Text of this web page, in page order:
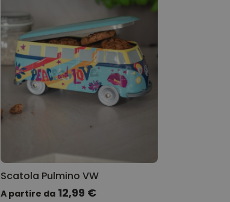
Scatola Pulmino VW
A partire da 12,99 €